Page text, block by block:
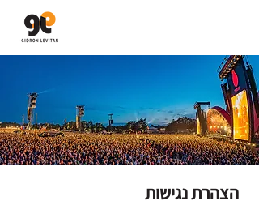
הצהרת נגישות